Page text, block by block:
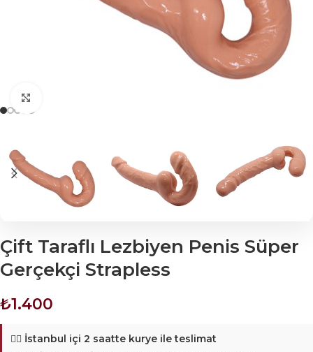
Çift Taraflı Lezbiyen Penis Süper
Gerçekçi Strapless
₺1.400
🚴‍♂️ İstanbul içi 2 saatte kurye ile teslimat